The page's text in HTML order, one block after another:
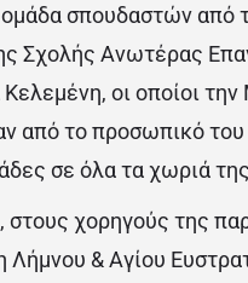
σπουδαστών από
Σχολής Ανωτέρας
οι οποίοι
από το προσωπικό
σε όλα τα χωριά
στους χορηγούς της
& Αγίου